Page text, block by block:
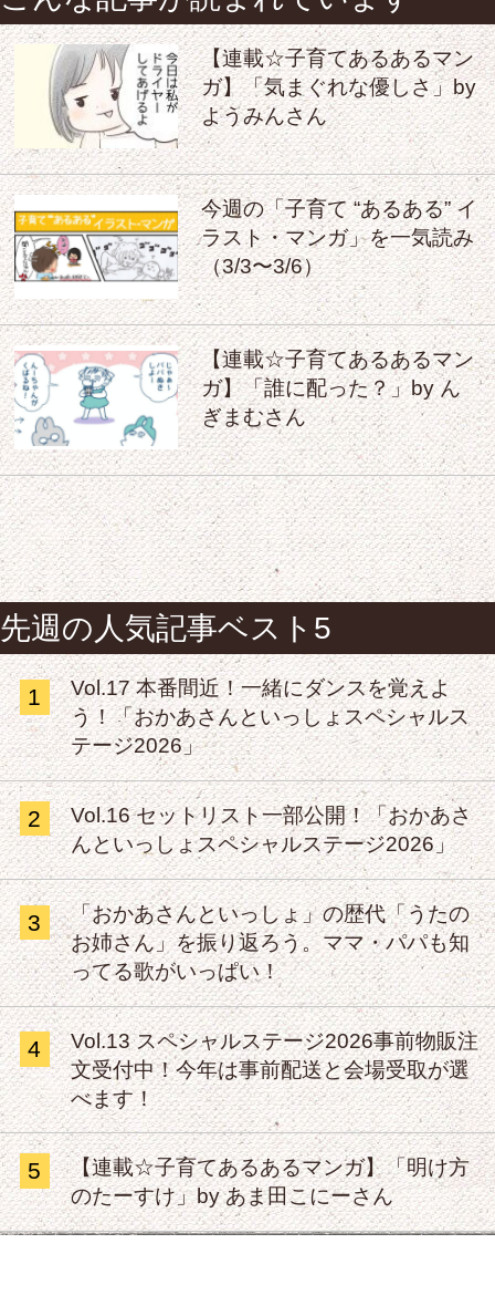
【連載☆子育てあるあるマン
ガ】「気まぐれな優しさ」by
ようみんさん
今週の「子育て “あるある” イ
ラスト・マンガ」を一気読み
（3/3〜3/6）
【連載☆子育てあるあるマン
ガ】「誰に配った？」by ん
ぎまむさん
先週の人気記事ベスト5
1
Vol.17 本番間近！一緒にダンスを覚えよ
う！「おかあさんといっしょスペシャルス
テージ2026」
2
Vol.16 セットリスト一部公開！「おかあさ
んといっしょスペシャルステージ2026」
3
「おかあさんといっしょ」の歴代「うたの
お姉さん」を振り返ろう。ママ・パパも知
ってる歌がいっぱい！
4
Vol.13 スペシャルステージ2026事前物販注
文受付中！今年は事前配送と会場受取が選
べます！
5
【連載☆子育てあるあるマンガ】「明け方
のたーすけ」by あま田こにーさん